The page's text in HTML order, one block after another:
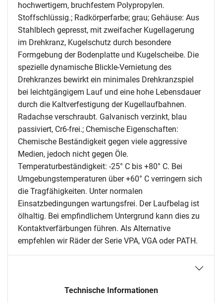
hochwertigem, bruchfestem Polypropylen.
Stoffschlüssig.; Radkörperfarbe; grau; Gehäuse: Aus
Stahlblech gepresst, mit zweifacher Kugellagerung
im Drehkranz, Kugelschutz durch besondere
Formgebung der Bodenplatte und Kugelscheibe. Die
spezielle dynamische Blickle-Vernietung des
Drehkranzes bewirkt ein minimales Drehkranzspiel
bei leichtgängigem Lauf und eine hohe Lebensdauer
durch die Kaltverfestigung der Kugellaufbahnen.
Radachse verschraubt. Galvanisch verzinkt, blau
passiviert, Cr6-frei.; Chemische Eigenschaften:
Chemische Beständigkeit gegen viele aggressive
Medien, jedoch nicht gegen Öle.
Temperaturbeständigkeit: -25° C bis +80° C. Bei
Umgebungstemperaturen über +60° C verringern sich
die Tragfähigkeiten. Unter normalen
Einsatzbedingungen wartungsfrei. Der Laufbelag ist
ölhaltig. Bei empfindlichem Untergrund kann dies zu
Kontaktverfärbungen führen. Als Alternative
empfehlen wir Räder der Serie VPA, VGA oder PATH.
Technische Informationen